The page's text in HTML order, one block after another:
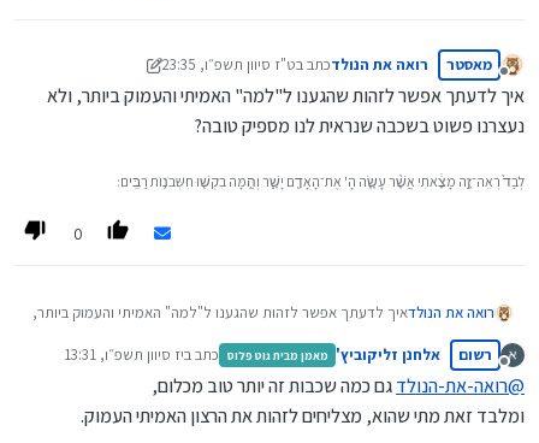
מנותק
מאסטר רואה את הנולדכתב בט"ז סיוון תשפ״ו, 23:35
נערך לאחרונה על ידי רואה את הנולד
איך לדעתך אפשר לזהות שהגענו ל"למה" האמיתי והעמוק ביותר, ולא
נעצרנו פשוט בשכבה שנראית לנו מספיק טובה?
לְבַד֙ רְאֵה־זֶ֣ה מָצָ֔אתִי אֲשֶׁ֨ר עָשָׂ֧ה הָ' אֶת־הָאָדָ֖ם יָשָׁ֑ר וְהֵ֥מָּה בִקְשׁ֖וּ חִשְּׁבֹנ֥וֹת רַבִּֽים׃
0
רואה את הנולדאיך לדעתך אפשר לזהות שהגענו ל"למה" האמיתי והעמוק ביותר,
מנותק
רשום אלחנן זליקוביץ' מאמן מבית גוט פלוס כתב ביז סיוון תשפ״ו, 13:31
נערך לאחרונה על ידי
@רואה-את-הנולדגם כמה שכבות זה יותר טוב מכלום,
ומלבד זאת מתי שהוא, מצליחים לזהות את הרצון האמיתי העמוק.